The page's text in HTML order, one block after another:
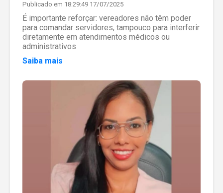
Publicado em 18:29:49 17/07/2025
É importante reforçar: vereadores não têm poder
para comandar servidores, tampouco para interferir
diretamente em atendimentos médicos ou
administrativos
Saiba mais